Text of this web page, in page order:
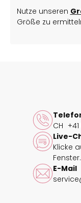
Nutze unseren
Größe zu
CH
Live-
Klicke
Fenster.
E-Mail